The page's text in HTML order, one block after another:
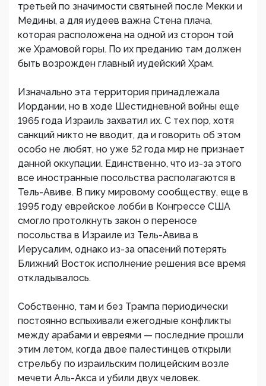
третьей по значимости святыней после Мекки и
Медины, а для иудеев важна Стена плача,
которая расположена на одной из сторон той
же Храмовой горы. По их преданию там должен
быть возрожден главный иудейский Храм.
Изначально эта территория принадлежала
Иордании, но в ходе Шестидневной войны еще
1965 года Израиль захватил их. С тех пор, хотя
санкций никто не вводит, да и говорить об этом
особо не любят, но уже 52 года мир не признает
данной оккупации. Единственно, что из-за этого
все иностранные посольства располагаются в
Тель-Авиве. В пику мировому сообществу, еще в
1995 году еврейское лобби в Конгрессе США
смогло протолкнуть закон о переносе
посольства в Израиле из Тель-Авива в
Иерусалим, однако из-за опасений потерять
Ближний Восток исполнение решения все время
откладывалось.
Собственно, там и без Трампа периодически
постоянно вспыхивали ежегодные конфликты
между арабами и евреями — последние прошли
этим летом, когда двое палестинцев открыли
стрельбу по израильским полицейским возле
мечети Аль-Акса и убили двух человек.